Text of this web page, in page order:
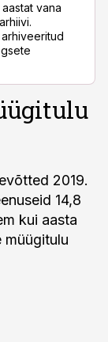
vana
2019.
14,8
kui aasta
müügitulu